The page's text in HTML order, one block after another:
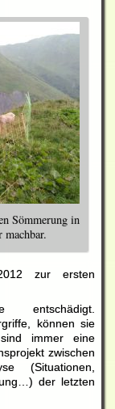
Sömmerung in
machbar.
zur ersten
entschädigt.
können sie
immer eine
zwischen
(Situationen,
der letzten